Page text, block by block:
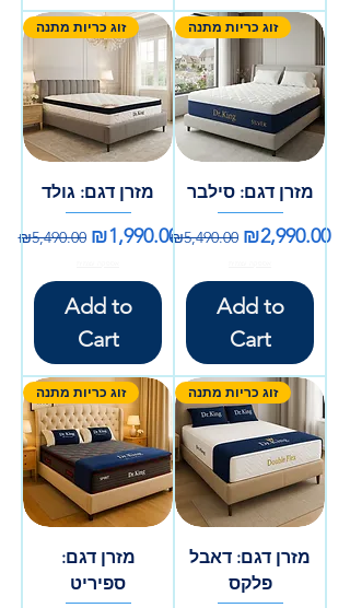
זוג כריות מתנה
מזרן דגם: גולד
Regular Price
₪5,490.00 Sale Price
₪1,990.00
Add to
Cart
זוג כריות מתנה
מזרן דגם: סילבר
Regular Price
₪5,490.00 Sale Price
₪2,990.00
Add to
Cart
זוג כריות מתנה
מזרן דגם:
ספיריט
זוג כריות מתנה
מזרן דגם: דאבל
פלקס